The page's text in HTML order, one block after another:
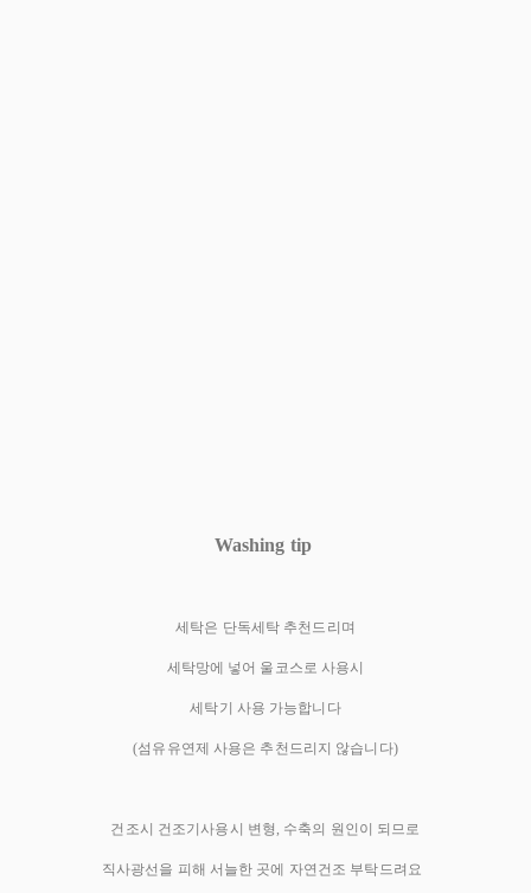
Washing tip
세탁은 단독세탁 추천드리며
세탁망에 넣어 울코스로 사용시
세탁기 사용 가능합니다
(섬유유연제 사용은 추천드리지 않습니다)
건조시 건조기사용시 변형, 수축의 원인이 되므로
직사광선을 피해 서늘한 곳에 자연건조 부탁드려요